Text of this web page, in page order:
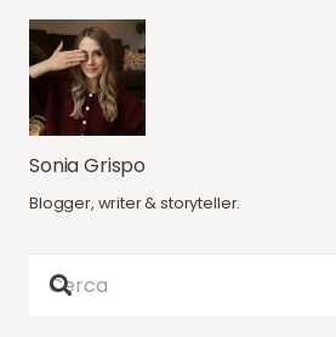
Sonia Grispo
Blogger, writer & storyteller.